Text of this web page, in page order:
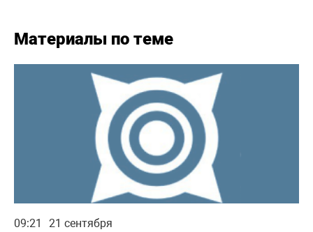
Материалы по теме
09:21 21 сентября